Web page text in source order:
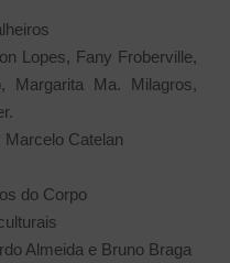
Lopes, Fany Froberville,
Margarita Ma. Milagros,
Catelan
do Corpo
Almeida e Bruno Braga